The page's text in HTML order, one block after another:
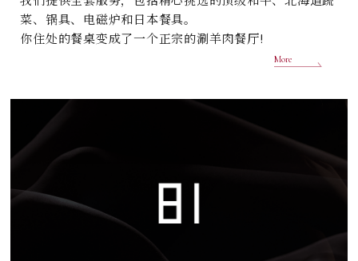
菜、锅具、电磁炉和日本餐具。
你住处的餐桌变成了一个正宗的涮羊肉餐厅!
More